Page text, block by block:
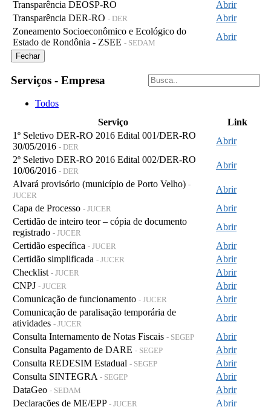
Transparência DEOSP-RO
Abrir
Transparência DER-RO - DER
Abrir
Zoneamento Socioeconômico e Ecológico do
Estado de Rondônia - ZSEE - SEDAM
Abrir
Fechar
Serviços - Empresa
Todos
Serviço
Link
1º Seletivo DER-RO 2016 Edital 001/DER-RO
30/05/2016 - DER
Abrir
2º Seletivo DER-RO 2016 Edital 002/DER-RO
10/06/2016 - DER
Abrir
Alvará provisório (município de Porto Velho) -
JUCER
Abrir
Capa de Processo - JUCER
Abrir
Certidão de inteiro teor – cópia de documento
registrado - JUCER
Abrir
Certidão específica - JUCER
Abrir
Certidão simplificada - JUCER
Abrir
Checklist - JUCER
Abrir
CNPJ - JUCER
Abrir
Comunicação de funcionamento - JUCER
Abrir
Comunicação de paralisação temporária de
atividades - JUCER
Abrir
Consulta Internamento de Notas Fiscais - SEGEP
Abrir
Consulta Pagamento de DARE - SEGEP
Abrir
Consulta REDESIM Estadual - SEGEP
Abrir
Consulta SINTEGRA - SEGEP
Abrir
DataGeo - SEDAM
Abrir
Declarações de ME/EPP - JUCER Abrir